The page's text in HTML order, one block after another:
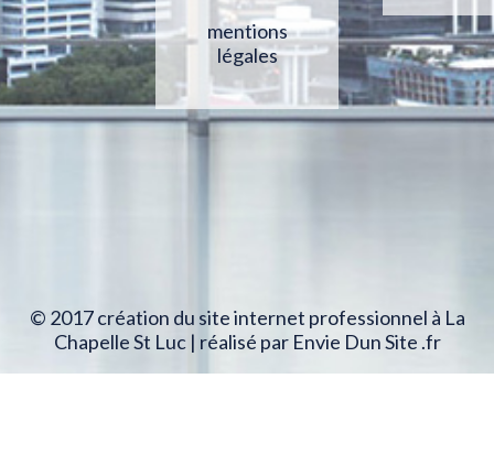
mentions
légales
© 2017 création du site internet professionnel à La
Chapelle St Luc | réalisé par Envie Dun Site .fr